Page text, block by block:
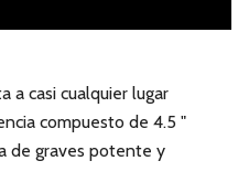
a casi cualquier lugar
compuesto de 4.5 "
de graves potente y